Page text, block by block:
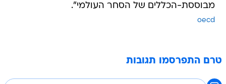
מבוססת-הכללים של הסחר העולמי".
oecd
טרם התפרסמו תגובות